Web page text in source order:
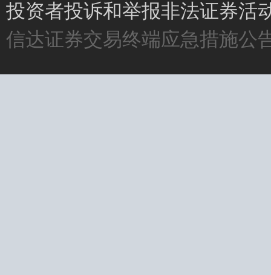
温馨提示： 场外配资杠杆高、风险大，要远离!
投资者投诉和举报非法证券活
信达证券交易终端应急措施公